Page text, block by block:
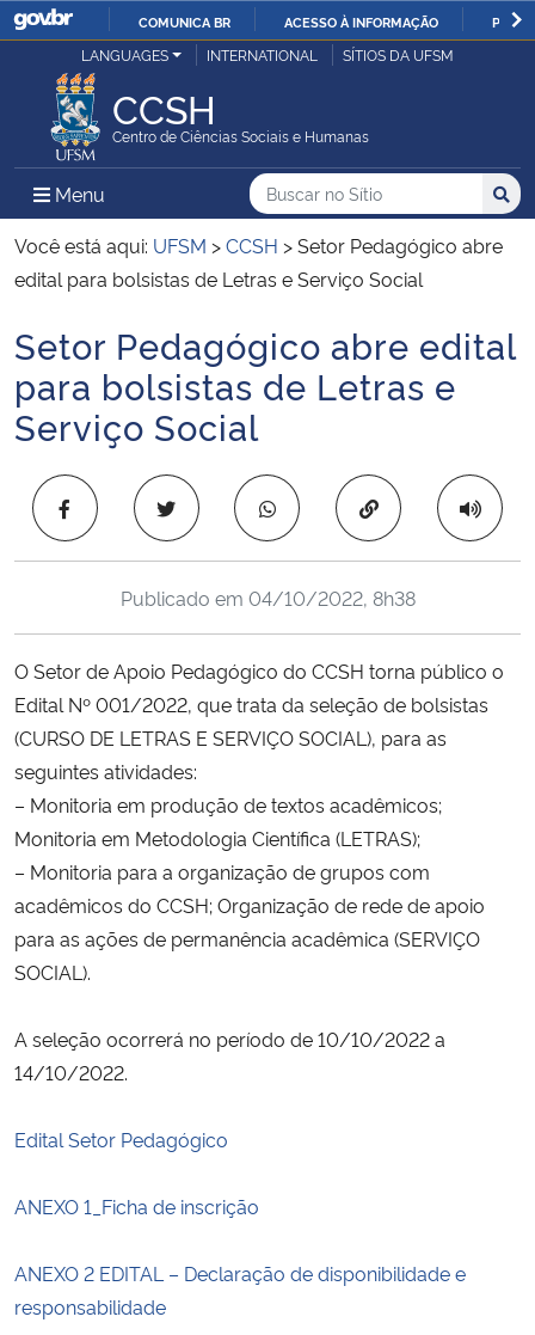
IR
COMUNICA BR ACESSO À INFORMAÇÃO
Ministério da Justiça e Segurança Pública
Ministério da Defesa
Ministério das Relações Exteriores
Ministério da Infraestrutura
Ministério da Agricultura, Pecuária e Abastecimento
Ministério da Educação
Ministério de Minas e Energia
Ministério da Ciência, Tecnologia, Inovações e Comunicações
Ministério do Meio Ambiente
Ministério do Turismo
Ministério do Desenvolvimento Regional
Ministério da Mulher, da Família e dos Direitos Humanos
Advocacia-Geral da União
LANGUAGES INTERNATIONAL SÍTIOS DA UFSM
CCSH
Centro de Ciências Sociais e Humanas
Menu Menu Principal do Sítio
Busca
Buscar no no Sítio
Busca:
Você está aqui: UFSM >CCSH >Setor Pedagógico abre
edital para bolsistas de Letras e Serviço Social
Início do conteúdo
Setor Pedagógico abre edital
para bolsistas de Letras e
Serviço Social
Copiar para área
Publicado em 04/10/2022, 8h38
O Setor de Apoio Pedagógico do CCSH torna público o
Edital Nº 001/2022, que trata da seleção de bolsistas
(CURSO DE LETRAS E SERVIÇO SOCIAL), para as
seguintes atividades:
– Monitoria em produção de textos acadêmicos;
Monitoria em Metodologia Científica (LETRAS);
– Monitoria para a organização de grupos com
acadêmicos do CCSH; Organização de rede de apoio
para as ações de permanência acadêmica (SERVIÇO
SOCIAL).
A seleção ocorrerá no período de 10/10/2022 a
14/10/2022.
Edital Setor Pedagógico
ANEXO 1_Ficha de inscrição
ANEXO 2 EDITAL – Declaração de disponibilidade e
responsabilidade